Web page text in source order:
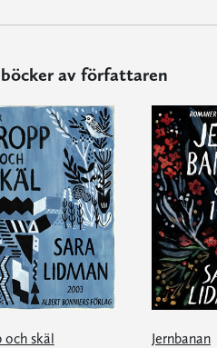
av författaren
och skäl Jernbanan